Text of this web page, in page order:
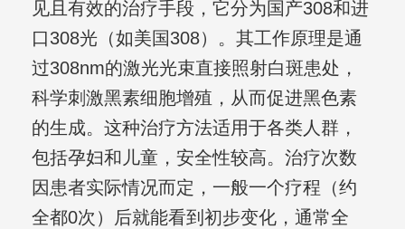
见且有效的治疗手段，它分为国产308和进
口308光（如美国308）。其工作原理是通
过308nm的激光光束直接照射白斑患处，
科学刺激黑素细胞增殖，从而促进黑色素
的生成。这种治疗方法适用于各类人群，
包括孕妇和儿童，安全性较高。治疗次数
因患者实际情况而定，一般一个疗程（约
全都0次）后就能看到初步变化，通常全